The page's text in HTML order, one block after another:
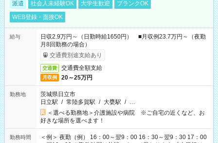
派遣 社会人未経験OK 大学生歓迎
ブランクOK
WEB登録・面接OK
給与
日収2.9万円～（日勤時給1650円） ■月収例23.7万円～（夜勤
月8回勤務の場合）
交通費別途支給あり
交通費 交通費全額支給
月収例 20～25万円
勤務地
茨城県日立市
日立駅 / 常陸多賀駅 / 大甕駅 / …
＜選べる勤務地＞介護施設や病院 ※ご自宅の近くなど、お
好きな場所を選べます！
勤務時間
＜例＞ 夜勤（例） 16：00～翌9：00 16：30～翌9：30 17：00